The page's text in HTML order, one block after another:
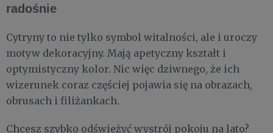
radośnie
Cytryny to nie tylko symbol witalności, ale i uroczy
motyw dekoracyjny. Mają apetyczny kształt i
optymistyczny kolor. Nic więc dziwnego, że ich
wizerunek coraz częściej pojawia się na obrazach,
obrusach i filiżankach.
Chcesz szybko odświeżyć wystrój pokoju na lato?